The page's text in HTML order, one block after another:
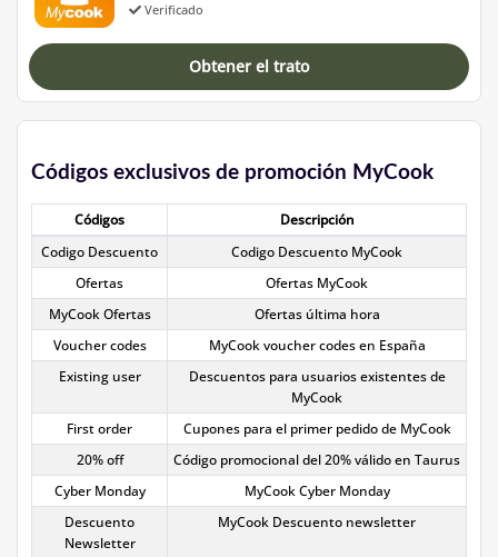
Verificado
Obtener el trato
Códigos exclusivos de promoción MyCook
Códigos
Descripción
Codigo Descuento
Codigo Descuento MyCook
Ofertas
Ofertas MyCook
MyCook Ofertas
Ofertas última hora
Voucher codes
MyCook voucher codes en España
Existing user
Descuentos para usuarios existentes de
MyCook
First order
Cupones para el primer pedido de MyCook
20% off
Código promocional del 20% válido en Taurus
Cyber Monday
MyCook Cyber Monday
Descuento
Newsletter
MyCook Descuento newsletter